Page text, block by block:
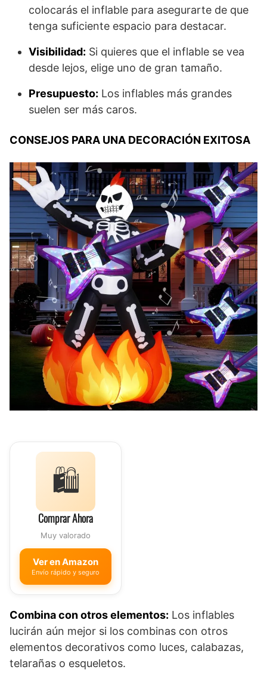
colocarás el inflable para asegurarte de que
tenga suficiente espacio para destacar.
Visibilidad: Si quieres que el inflable se vea
desde lejos, elige uno de gran tamaño.
Presupuesto: Los inflables más grandes
suelen ser más caros.
CONSEJOS PARA UNA DECORACIÓN EXITOSA
🛍️
Comprar Ahora
Muy valorado
Ver en Amazon
Envío rápido y seguro
Combina con otros elementos: Los inflables
lucirán aún mejor si los combinas con otros
elementos decorativos como luces, calabazas,
telarañas o esqueletos.